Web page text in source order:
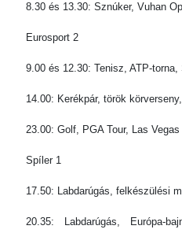
8.30 és 13.30: Sznúker, Vuhan
Eurosport 2
9.00 és 12.30: Tenisz, ATP-torna,
14.00: Kerékpár, török
23.00: Golf, PGA Tour, Las
Spíler 1
17.50: Labdarúgás, felkészülési
20.35: Labdarúgás, Európa-